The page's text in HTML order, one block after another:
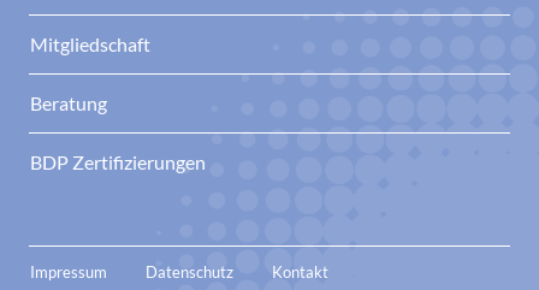
Mitgliedschaft
Beratung
BDP Zertifizierungen
Impressum Datenschutz Kontakt